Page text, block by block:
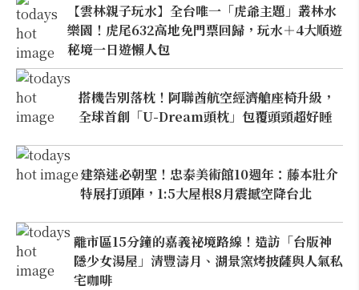
【雲林親子玩水】全台唯一「虎爺主題」叢林水
樂園！虎尾632高地免門票回歸，玩水＋4大順遊
秘境一日遊懶人包
搭機告別落枕！阿聯酋航空經濟艙座椅升級，
全球首創「U-Dream頭枕」包覆頭頸超好睡
建築迷必朝聖！忠泰美術館10週年：藤本壯介
特展打頭陣，1:5大屋根8月震撼空降台北
離市區15分鐘的嘉義祕境路線！造訪「台版神
隱少女湯屋」清豐濤月、湖景窯烤披薩與人氣私
宅咖啡